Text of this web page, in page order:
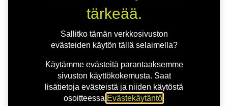
tärkeää.
Sallitko tämän verkkosivuston
evästeiden käytön tällä selaimella?
Käytämme evästeitä parantaaksemme
sivuston käyttökokemusta. Saat
lisätietoja evästeistä ja niiden käytöstä
osoitteessa Evästekäytäntö